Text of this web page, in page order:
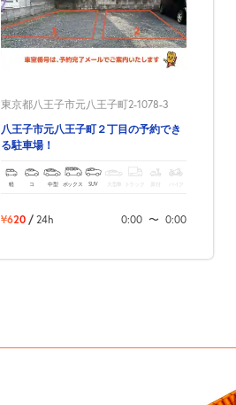
東京都八王子市元八王子町2-1078-3
八王子市元八王子町２丁目の予約でき
る駐車場！
軽 コ 中型 ボックス SUV トラック バイク
¥620 / 24h 0:00 〜 0:00